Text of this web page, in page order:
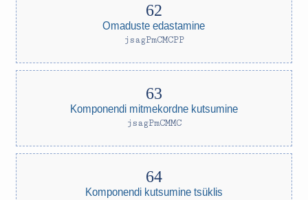
Omaduste edastamine
jsagPmCMCPP
Komponendi mitmekordne kutsumine
jsagPmCMMC
Komponendi kutsumine tsüklis